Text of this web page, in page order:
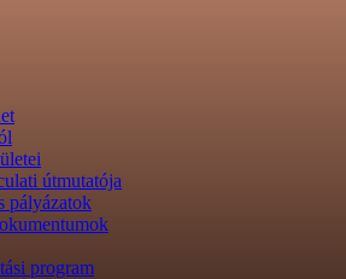
útmutatója
pályázatok
program